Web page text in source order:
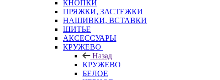
КНОПКИ
ПРЯЖКИ, ЗАСТЕЖКИ
НАШИВКИ, ВСТАВКИ
ШИТЬЕ
АКСЕССУАРЫ
КРУЖЕВО
Назад
КРУЖЕВО
БЕЛОЕ